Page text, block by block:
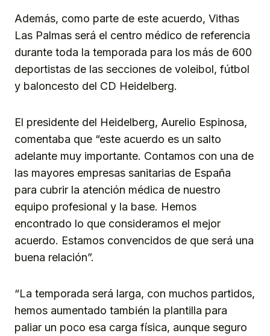
Además, como parte de este acuerdo, Vithas
Las Palmas será el centro médico de referencia
durante toda la temporada para los más de 600
deportistas de las secciones de voleibol, fútbol
y baloncesto del CD Heidelberg.
El presidente del Heidelberg, Aurelio Espinosa,
comentaba que “este acuerdo es un salto
adelante muy importante. Contamos con una de
las mayores empresas sanitarias de España
para cubrir la atención médica de nuestro
equipo profesional y la base. Hemos
encontrado lo que consideramos el mejor
acuerdo. Estamos convencidos de que será una
buena relación”.
“La temporada será larga, con muchos partidos,
hemos aumentado también la plantilla para
paliar un poco esa carga física, aunque seguro